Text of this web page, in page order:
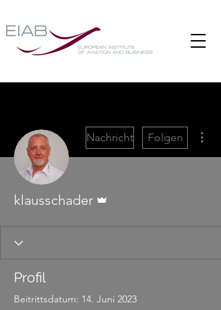
Nachricht Folgen
klausschader
Profil
Beitrittsdatum: 14. Juni 2023